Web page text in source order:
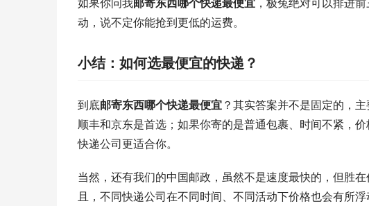
动，说不定你能抢到更低的运费。
小结：如何选最便宜的快递？
到底邮寄东西哪个快递最便宜？其实答案并不是固定的，
顺丰和京东是首选；如果你寄的是普通包裹、时间不紧，
快递公司更适合你。
当然，还有我们的中国邮政，虽然不是速度最快的，但胜
且，不同快递公司在不同时间、不同活动下价格也会有所